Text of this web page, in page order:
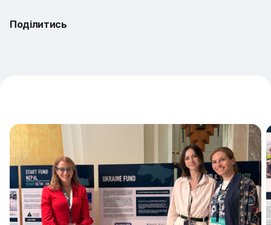
Поділитись